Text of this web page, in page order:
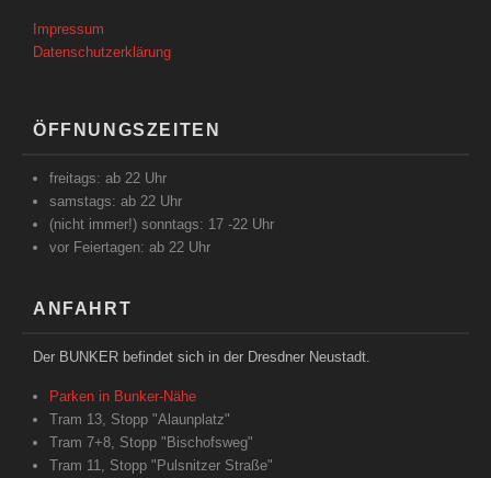
Impressum
Datenschutzerklärung
ÖFFNUNGSZEITEN
freitags: ab 22 Uhr
samstags: ab 22 Uhr
(nicht immer!) sonntags: 17 -22 Uhr
vor Feiertagen: ab 22 Uhr
ANFAHRT
Der BUNKER befindet sich in der Dresdner Neustadt.
Parken in Bunker-Nähe
Tram 13, Stopp "Alaunplatz"
Tram 7+8, Stopp "Bischofsweg"
Tram 11, Stopp "Pulsnitzer Straße"